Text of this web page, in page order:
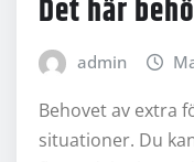
Det här
admin
Behovet av extra
situationer. Du